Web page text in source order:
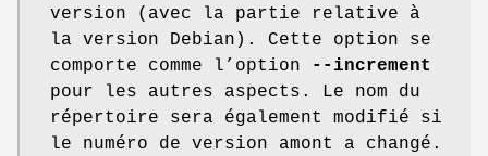
version (avec la partie relative à
la version Debian). Cette option se
comporte comme l’option
--increment
pour les autres aspects. Le nom du
répertoire sera également modifié si
le numéro de version amont a changé.